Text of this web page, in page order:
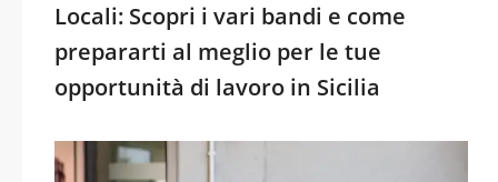
Locali: Scopri i vari bandi e come
prepararti al meglio per le tue
opportunità di lavoro in Sicilia